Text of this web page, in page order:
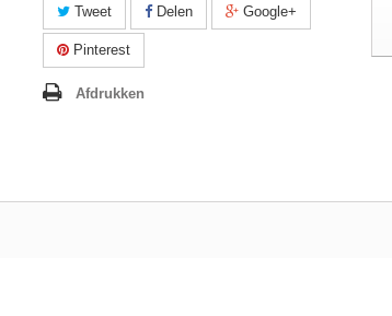
Tweet Delen Google+
Pinterest
Afdrukken